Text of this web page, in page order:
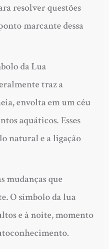
resolver questões
marcante dessa
da Lua
traz a
envolta em um céu
aquáticos. Esses
natural e a ligação
mudanças que
O símbolo da lua
e à noite, momento